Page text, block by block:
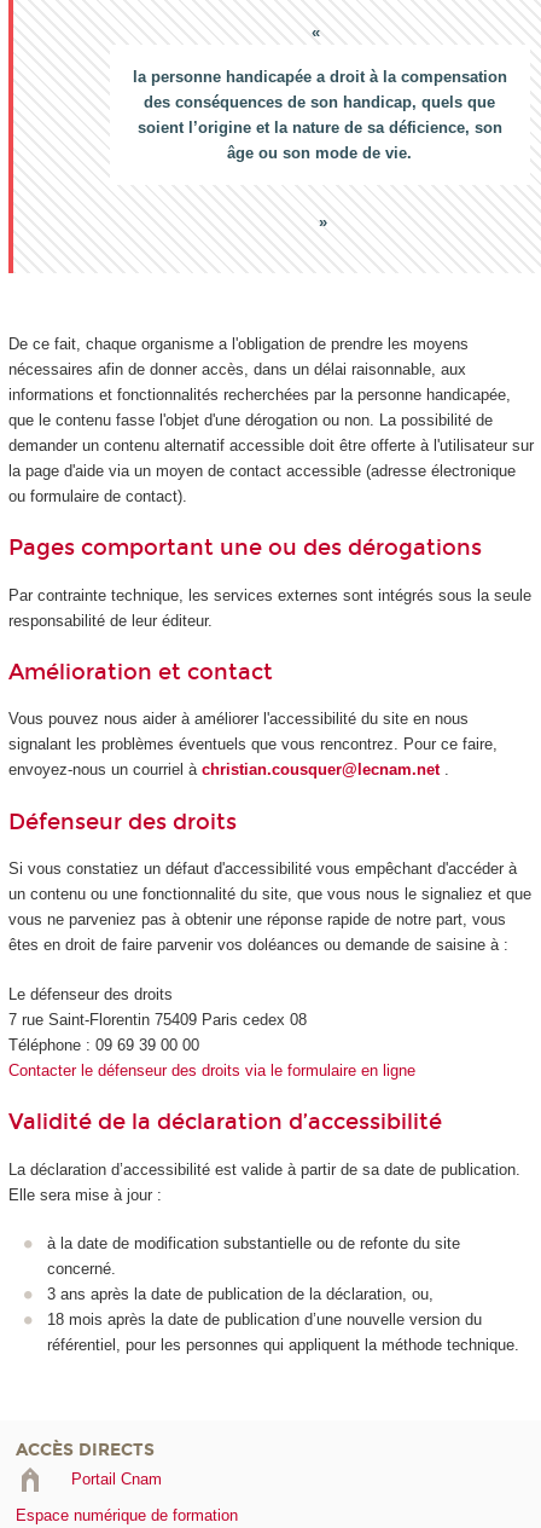
la personne handicapée a droit à la compensation
des conséquences de son handicap, quels que
soient l’origine et la nature de sa déficience, son
âge ou son mode de vie.
De ce fait, chaque organisme a l'obligation de prendre les moyens
nécessaires afin de donner accès, dans un délai raisonnable, aux
informations et fonctionnalités recherchées par la personne handicapée,
que le contenu fasse l'objet d'une dérogation ou non. La possibilité de
demander un contenu alternatif accessible doit être offerte à l'utilisateur sur
la page d'aide via un moyen de contact accessible (adresse électronique
ou formulaire de contact).
Pages comportant une ou des dérogations
Par contrainte technique, les services externes sont intégrés sous la seule
responsabilité de leur éditeur.
Amélioration et contact
Vous pouvez nous aider à améliorer l'accessibilité du site en nous
signalant les problèmes éventuels que vous rencontrez. Pour ce faire,
envoyez-nous un courriel à christian.cousquer@lecnam.net .
Défenseur des droits
Si vous constatiez un défaut d'accessibilité vous empêchant d'accéder à
un contenu ou une fonctionnalité du site, que vous nous le signaliez et que
vous ne parveniez pas à obtenir une réponse rapide de notre part, vous
êtes en droit de faire parvenir vos doléances ou demande de saisine à :
Le défenseur des droits
7 rue Saint-Florentin 75409 Paris cedex 08
Téléphone : 09 69 39 00 00
Contacter le défenseur des droits via le formulaire en ligne
Validité de la déclaration d’accessibilité
La déclaration d’accessibilité est valide à partir de sa date de publication.
Elle sera mise à jour :
à la date de modification substantielle ou de refonte du site
concerné.
3 ans après la date de publication de la déclaration, ou,
18 mois après la date de publication d’une nouvelle version du
référentiel, pour les personnes qui appliquent la méthode technique.
ACCÈS DIRECTS
Portail Cnam
Espace numérique de formation